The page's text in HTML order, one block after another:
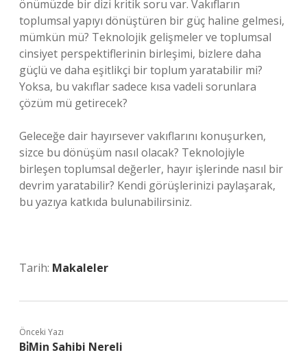
önümüzde bir dizi kritik soru var. Vakıfların
toplumsal yapıyı dönüştüren bir güç haline gelmesi,
mümkün mü? Teknolojik gelişmeler ve toplumsal
cinsiyet perspektiflerinin birleşimi, bizlere daha
güçlü ve daha eşitlikçi bir toplum yaratabilir mi?
Yoksa, bu vakıflar sadece kısa vadeli sorunlara
çözüm mü getirecek?
Geleceğe dair hayırsever vakıflarını konuşurken,
sizce bu dönüşüm nasıl olacak? Teknolojiyle
birleşen toplumsal değerler, hayır işlerinde nasıl bir
devrim yaratabilir? Kendi görüşlerinizi paylaşarak,
bu yazıya katkıda bulunabilirsiniz.
Tarih: Makaleler
Önceki Yazı
Bi̇Min Sahibi Nereli